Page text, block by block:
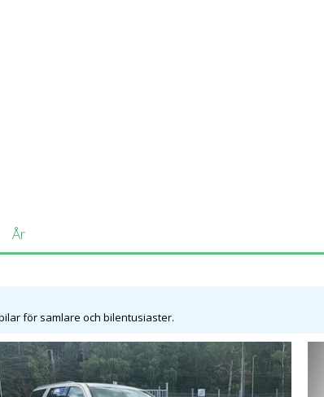
År
för samlare och bilentusiaster.